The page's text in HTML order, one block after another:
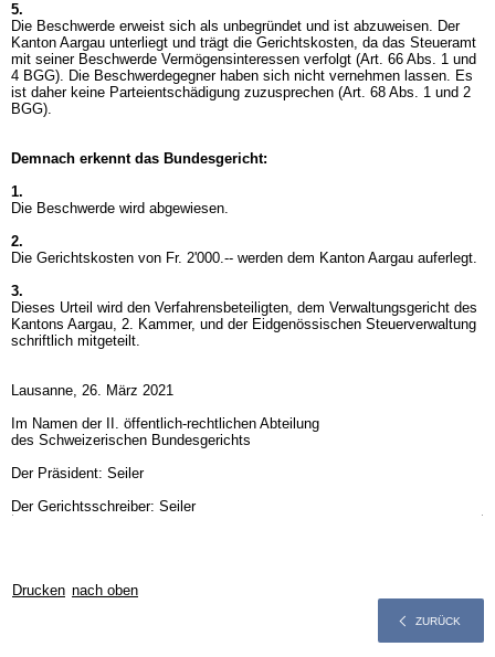
5.
Die Beschwerde erweist sich als unbegründet und ist abzuweisen. Der
Kanton Aargau unterliegt und trägt die Gerichtskosten, da das Steueramt
mit seiner Beschwerde Vermögensinteressen verfolgt (Art. 66 Abs. 1 und
4 BGG). Die Beschwerdegegner haben sich nicht vernehmen lassen. Es
ist daher keine Parteientschädigung zuzusprechen (Art. 68 Abs. 1 und 2
BGG).
Demnach erkennt das Bundesgericht:
1.
Die Beschwerde wird abgewiesen.
2.
Die Gerichtskosten von Fr. 2'000.-- werden dem Kanton Aargau auferlegt.
3.
Dieses Urteil wird den Verfahrensbeteiligten, dem Verwaltungsgericht des
Kantons Aargau, 2. Kammer, und der Eidgenössischen Steuerverwaltung
schriftlich mitgeteilt.
Lausanne, 26. März 2021
Im Namen der II. öffentlich-rechtlichen Abteilung
des Schweizerischen Bundesgerichts
Der Präsident: Seiler
Der Gerichtsschreiber: Seiler
Drucken nach oben
ZURÜCK